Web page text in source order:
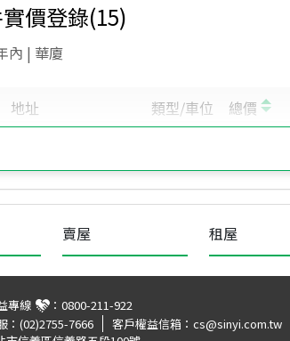
價登錄(15)
內 | 華廈
賣屋 租屋
專線 ： 0800-211-922
： (02)2755-7666 客戶權益信箱： cs@sinyi.com.tw